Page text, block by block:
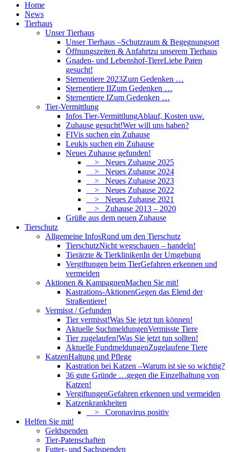
Home
News
Tierhaus
Unser Tierhaus
Unser Tierhaus –Schutzraum & Begegnungsort
Öffnungszeiten & Anfahrtzu unserem Tierhaus
Gnaden- und Lebenshof-TiereLiebe Paten
gesucht!
Sternentiere 2023Zum Gedenken …
Sternentiere IIZum Gedenken …
Sternentiere IZum Gedenken …
Tier-Vermittlung
Infos Tier-VermittlungAblauf, Kosten usw.
Zuhause gesucht!Wer will uns haben?
FIVis suchen ein Zuhause
Leukis suchen ein Zuhause
Neues Zuhause gefunden!
> Neues Zuhause 2025
> Neues Zuhause 2024
> Neues Zuhause 2023
> Neues Zuhause 2022
> Neues Zuhause 2021
> Zuhause 2013 – 2020
Grüße aus dem neuen Zuhause
Tierschutz
Allgemeine InfosRund um den Tierschutz
TierschutzNicht wegschauen – handeln!
Tierärzte & TierklinikenIn der Umgebung
Vergiftungen beim TierGefahren erkennen und
vermeiden
Aktionen & KampagnenMachen Sie mit!
Kastrations-AktionenGegen das Elend der
Straßentiere!
Vermisst / Gefunden
Tier vermisst!Was Sie jetzt tun können!
Aktuelle SuchmeldungenVermisste Tiere
Tier zugelaufen!Was Sie jetzt tun sollten!
Aktuelle FundmeldungenZugelaufene Tiere
KatzenHaltung und Pflege
Kastration bei Katzen –Warum ist sie so wichtig?
36 gute Gründe …gegen die Einzelhaltung von
Katzen!
VergiftungenGefahren erkennen und vermeiden
Katzenkrankheiten
> Coronavirus positiv
Helfen Sie mit!
Geldspenden
Tier-Patenschaften
Futter- und Sachspenden